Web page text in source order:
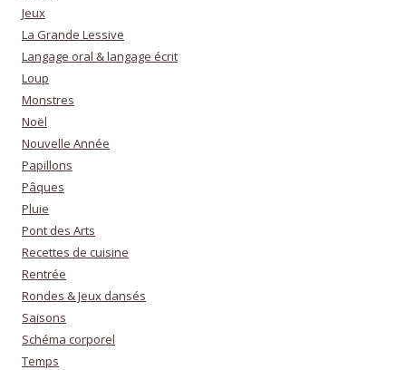
Jeux
La Grande Lessive
Langage oral & langage écrit
Loup
Monstres
Noël
Nouvelle Année
Papillons
Pâques
Pluie
Pont des Arts
Recettes de cuisine
Rentrée
Rondes & Jeux dansés
Saisons
Schéma corporel
Temps